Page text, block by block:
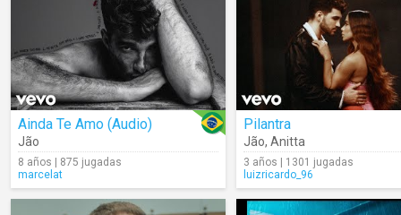
Ainda Te Amo (Audio)
Jão
8 años | 875 jugadas
marcelat
Pilantra
Jão, Anitta
3 años | 1301 jugadas
luizricardo_96